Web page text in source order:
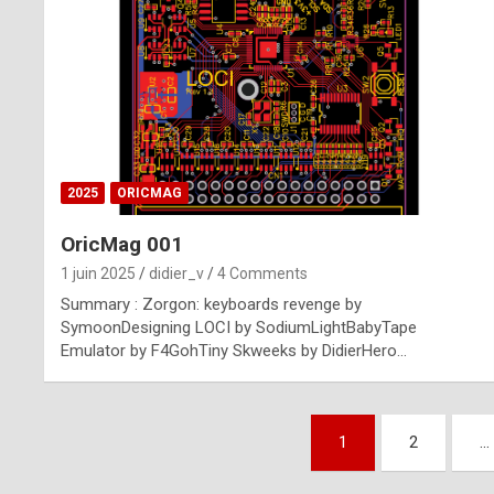
2025 ORICMAG
OricMag 001
1 juin 2025 didier_v 4 Comments
Summary : Zorgon: keyboards revenge by
SymoonDesigning LOCI by SodiumLightBabyTape
Emulator by F4GohTiny Skweeks by DidierHero…
1 2 …